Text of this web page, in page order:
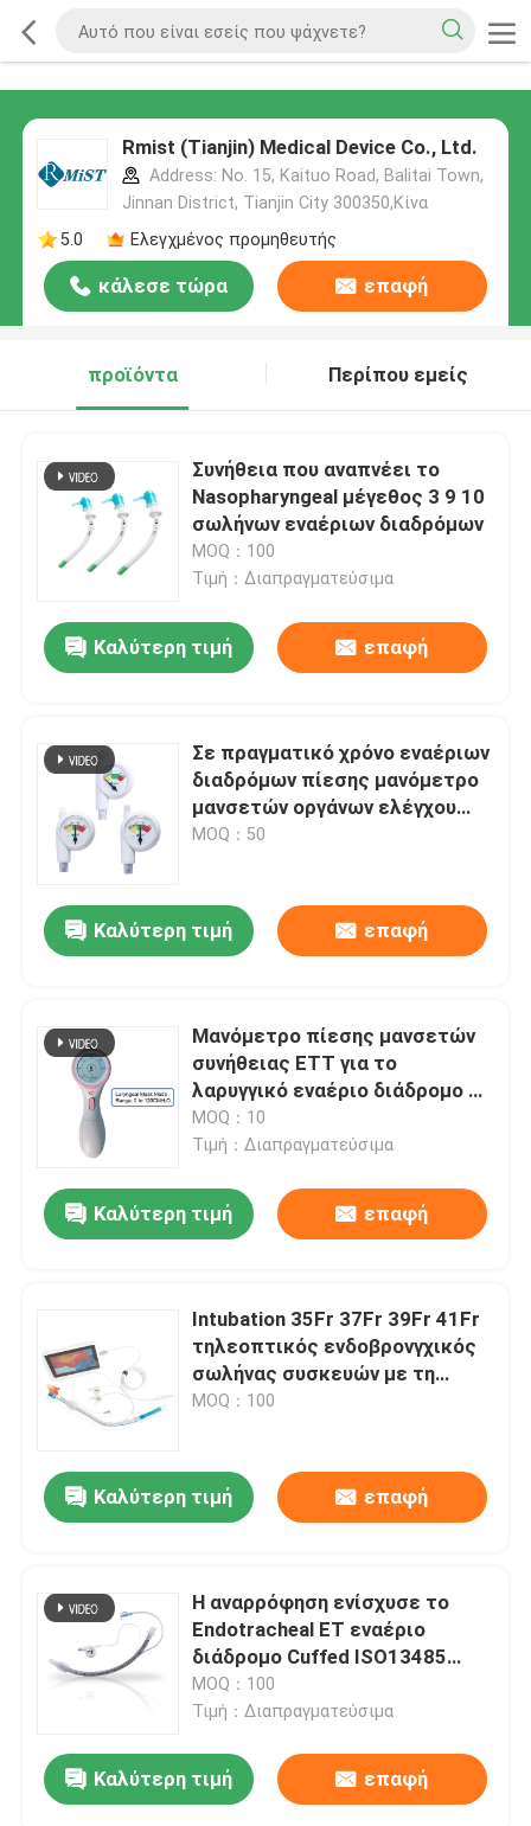
Rmist (Tianjin) Medical Device Co., Ltd.
Address: No. 15, Kaituo Road, Balitai Town,
Jinnan District, Tianjin City 300350,Κίνα
5.0
Ελεγχμένος προμηθευτής
κάλεσε τώρα επαφή
προϊόντα Περίπου εμείς
Συνήθεια που αναπνέει το
Nasopharyngeal μέγεθος 3 9 10
σωλήνων εναέριων διαδρόμων
MOQ：100
Τιμή：Διαπραγματεύσιμα
Καλύτερη τιμή επαφή
Σε πραγματικό χρόνο εναέριων
διαδρόμων πίεσης μανόμετρο
μανσετών οργάνων ελέγχου
μίας χρήσης
MOQ：50
Καλύτερη τιμή επαφή
Μανόμετρο πίεσης μανσετών
συνήθειας ETT για το
λαρυγγικό εναέριο διάδρομο 0-
120cmH2O μασκών
MOQ：10
Τιμή：Διαπραγματεύσιμα
Καλύτερη τιμή επαφή
Intubation 35Fr 37Fr 39Fr 41Fr
τηλεοπτικός ενδοβρονγχικός
σωλήνας συσκευών με τη
κάμερα
MOQ：100
Καλύτερη τιμή επαφή
Η αναρρόφηση ενίσχυσε το
Endotracheal ET εναέριο
διάδρομο Cuffed ISO13485
σωλήνων πιστοποιημένο
MOQ：100
Τιμή：Διαπραγματεύσιμα
Καλύτερη τιμή επαφή